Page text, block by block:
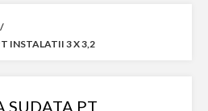
/
INSTALATII 3 X 3,2
SUDATA PT